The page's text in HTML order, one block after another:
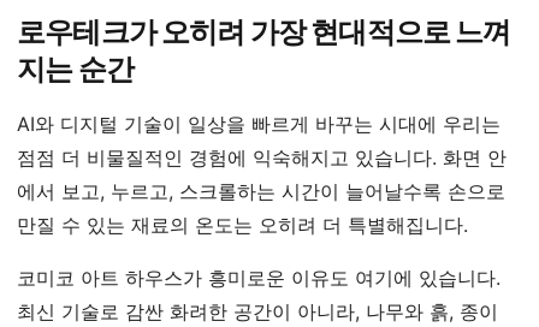
로우테크가 오히려 가장 현대적으로 느껴
지는 순간
AI와 디지털 기술이 일상을 빠르게 바꾸는 시대에 우리는
점점 더 비물질적인 경험에 익숙해지고 있습니다. 화면 안
에서 보고, 누르고, 스크롤하는 시간이 늘어날수록 손으로
만질 수 있는 재료의 온도는 오히려 더 특별해집니다.
코미코 아트 하우스가 흥미로운 이유도 여기에 있습니다.
최신 기술로 감싼 화려한 공간이 아니라, 나무와 흙, 종이